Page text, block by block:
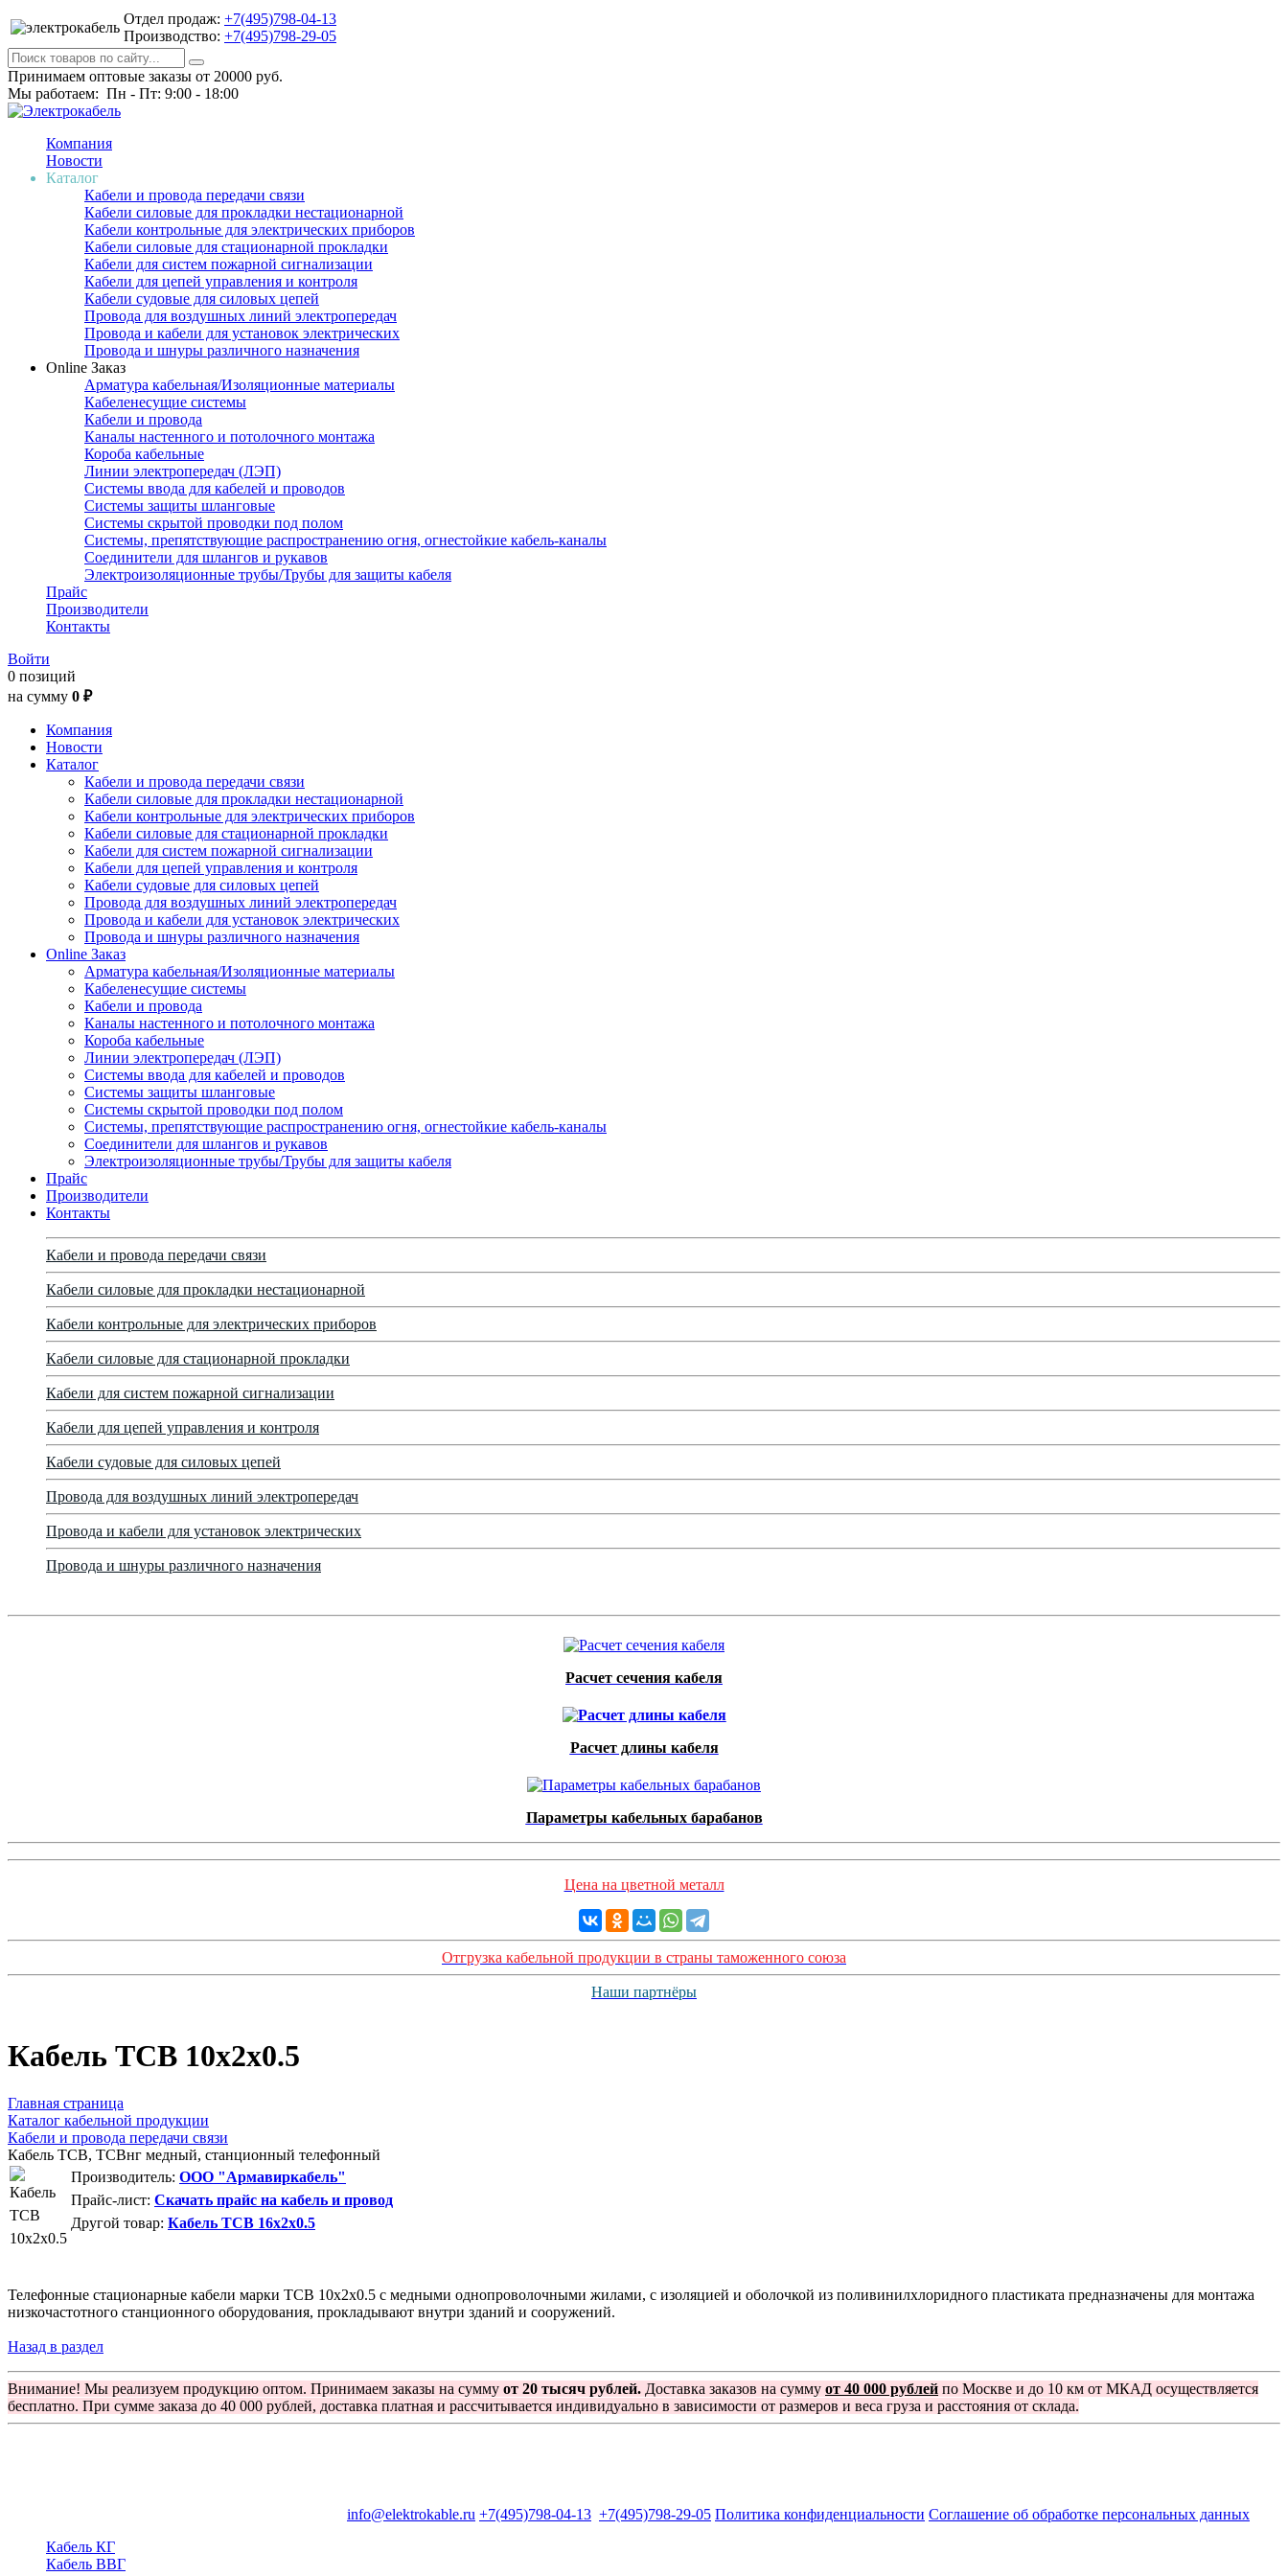
Отдел продаж: +7(495)798-04-13
Производство: +7(495)798-29-05
Принимаем оптовые заказы от 20000 руб.
Мы работаем: Пн - Пт: 9:00 - 18:00
Компания
Новости
Каталог
Кабели и провода передачи связи
Кабели силовые для прокладки нестационарной
Кабели контрольные для электрических приборов
Кабели силовые для стационарной прокладки
Кабели для систем пожарной сигнализации
Кабели для цепей управления и контроля
Кабели судовые для силовых цепей
Провода для воздушных линий электропередач
Провода и кабели для установок электрических
Провода и шнуры различного назначения
Online Заказ
Арматура кабельная/Изоляционные материалы
Кабеленесущие системы
Кабели и провода
Каналы настенного и потолочного монтажа
Короба кабельные
Линии электропередач (ЛЭП)
Системы ввода для кабелей и проводов
Системы защиты шланговые
Системы скрытой проводки под полом
Системы, препятствующие распространению огня, огнестойкие кабель-каналы
Соединители для шлангов и рукавов
Электроизоляционные трубы/Трубы для защиты кабеля
Прайс
Производители
Контакты
Войти
0 позиций
на сумму 0 ₽
Компания
Новости
Каталог
Кабели и провода передачи связи
Кабели силовые для прокладки нестационарной
Кабели контрольные для электрических приборов
Кабели силовые для стационарной прокладки
Кабели для систем пожарной сигнализации
Кабели для цепей управления и контроля
Кабели судовые для силовых цепей
Провода для воздушных линий электропередач
Провода и кабели для установок электрических
Провода и шнуры различного назначения
Online Заказ
Арматура кабельная/Изоляционные материалы
Кабеленесущие системы
Кабели и провода
Каналы настенного и потолочного монтажа
Короба кабельные
Линии электропередач (ЛЭП)
Системы ввода для кабелей и проводов
Системы защиты шланговые
Системы скрытой проводки под полом
Системы, препятствующие распространению огня, огнестойкие кабель-каналы
Соединители для шлангов и рукавов
Электроизоляционные трубы/Трубы для защиты кабеля
Прайс
Производители
Контакты
Кабели и провода передачи связи
Кабели силовые для прокладки нестационарной
Кабели контрольные для электрических приборов
Кабели силовые для стационарной прокладки
Кабели для систем пожарной сигнализации
Кабели для цепей управления и контроля
Кабели судовые для силовых цепей
Провода для воздушных линий электропередач
Провода и кабели для установок электрических
Провода и шнуры различного назначения
Расчет сечения кабеля
Расчет длины кабеля
Параметры кабельных барабанов
Цена на цветной металл
Отгрузка кабельной продукции в страны таможенного союза
Наши партнёры
Кабель ТСВ 10x2x0.5
Главная страница
Каталог кабельной продукции
Кабели и провода передачи связи
Кабель ТСВ, ТСВнг медный, станционный телефонный
Производитель: ООО "Армавиркабель"
Прайс-лист: Скачать прайс на кабель и провод
Другой товар: Кабель ТСВ 16x2x0.5
Телефонные стационарные кабели марки ТСВ 10x2x0.5 с медными однопроволочными жилами, с изоляцией и оболочкой из поливинилхлоридного пластиката предназначены для монтажа
низкочастотного станционного оборудования, прокладывают внутри зданий и сооружений.
Назад в раздел
Внимание! Мы реализуем продукцию оптом. Принимаем заказы на сумму от 20 тысяч рублей. Доставка заказов на сумму от 40 000 рублей по Москве и до 10 км от МКАД осуществляется
бесплатно. При сумме заказа до 40 000 рублей, доставка платная и рассчитывается индивидуально в зависимости от размеров и веса груза и расстояния от склада.
info@elektrokable.ru +7(495)798-04-13 +7(495)798-29-05 Политика конфиденциальности Соглашение об обработке персональных данных
Кабель КГ
Кабель ВВГ